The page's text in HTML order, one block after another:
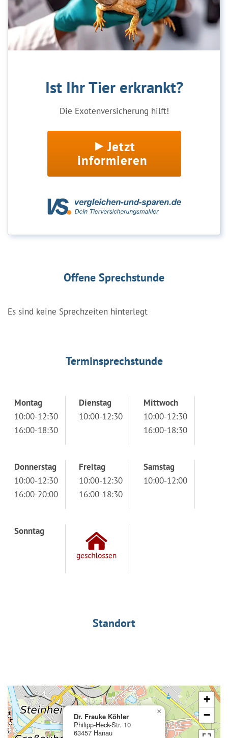
Ist Ihr Tier erkrankt?
Die Exotenversicherung hilft!
Jetzt
informieren
Offene Sprechstunde
Es sind keine Sprechzeiten hinterlegt
Terminsprechstunde
Montag
10:00-12:30
16:00-18:30
Dienstag
10:00-12:30
Mittwoch
10:00-12:30
16:00-18:30
Donnerstag
10:00-12:30
16:00-20:00
Freitag
10:00-12:30
16:00-18:30
Samstag
10:00-12:00
Sonntag
Standort
Dr. Frauke Köhler
Philipp-Heck-Str. 10
63457 Hanau
×
+
−